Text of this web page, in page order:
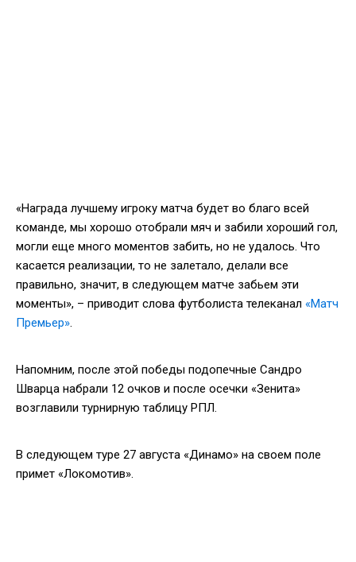
«Награда лучшему игроку матча будет во благо всей
команде, мы хорошо отобрали мяч и забили хороший гол,
могли еще много моментов забить, но не удалось. Что
касается реализации, то не залетало, делали все
правильно, значит, в следующем матче забьем эти
моменты», – приводит слова футболиста телеканал «Матч
Премьер».
Напомним, после этой победы подопечные Сандро
Шварца набрали 12 очков и после осечки «Зенита»
возглавили турнирную таблицу РПЛ.
В следующем туре 27 августа «Динамо» на своем поле
примет «Локомотив».